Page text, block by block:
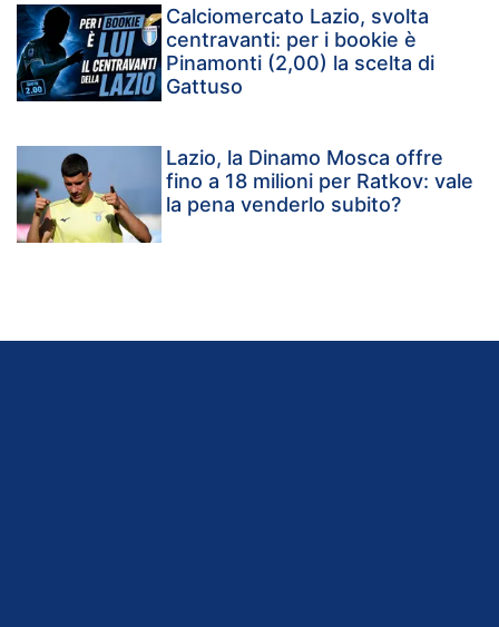
Calciomercato Lazio, svolta
centravanti: per i bookie è
Pinamonti (2,00) la scelta di
Gattuso
Lazio, la Dinamo Mosca offre
fino a 18 milioni per Ratkov: vale
la pena venderlo subito?